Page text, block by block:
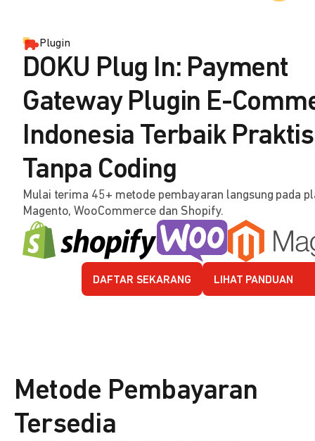
Plugin
DOKU Plug In: Payment
Gateway Plugin E-
Indonesia Terbaik Praktis
Tanpa Coding
Mulai terima 45+ metode pembayaran langsung pada
Magento, WooCommerce dan Shopify.
DAFTAR SEKARANG LIHAT PANDUAN
Metode Pembayaran
Tersedia